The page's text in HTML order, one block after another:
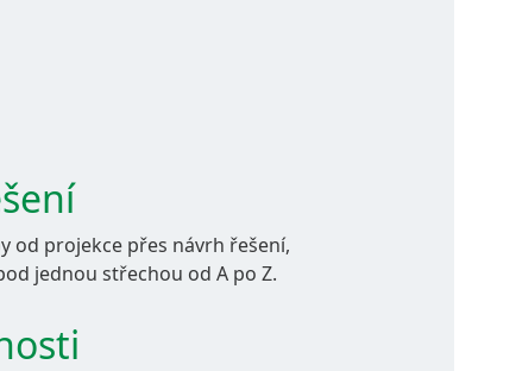
od projekce přes návrh řešení,
jednou střechou od A po Z.